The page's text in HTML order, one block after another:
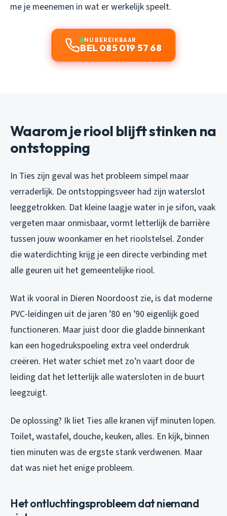
me je meenemen in wat er werkelijk speelt.
NU BEREIKBAAR
BEL 085 019 57 68
Waarom je riool blijft stinken na
ontstopping
In Ties zijn geval was het probleem simpel maar
verraderlijk. De ontstoppingsveer had zijn waterslot
leeggetrokken. Dat kleine laagje water in je sifon, vaak
vergeten maar onmisbaar, vormt letterlijk de barrière
tussen jouw woonkamer en het rioolstelsel. Zonder
die waterdichting krijg je een directe verbinding met
alle geuren uit het gemeentelijke riool.
Wat ik vooral in Dieren Noordoost zie, is dat moderne
PVC-leidingen uit de jaren ’80 en ’90 eigenlijk goed
functioneren. Maar juist door die gladde binnenkant
kan een hogedrukspoeling extra veel onderdruk
creëren. Het water schiet met zo’n vaart door de
leiding dat het letterlijk alle watersloten in de buurt
leegzuigt.
De oplossing? Ik liet Ties alle kranen vijf minuten lopen.
Toilet, wastafel, douche, keuken, alles. En kijk, binnen
tien minuten was de ergste stank verdwenen. Maar
dat was niet het enige probleem.
Het ontluchtingsprobleem dat niemand